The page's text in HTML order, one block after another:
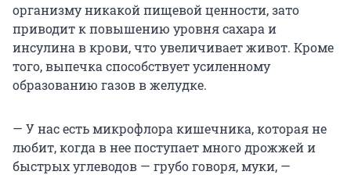
организму никакой пищевой ценности, зато
приводит к повышению уровня сахара и
инсулина в крови, что увеличивает живот. Кроме
того, выпечка способствует усиленному
образованию газов в желудке.
— У нас есть микрофлора кишечника, которая не
любит, когда в нее поступает много дрожжей и
быстрых углеводов — грубо говоря, муки, —